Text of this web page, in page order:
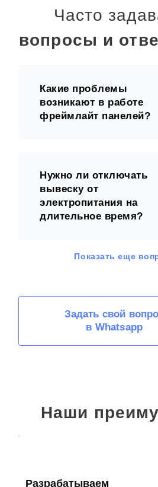
Часто
вопросы и
Какие проблемы
возникают в работе
фреймлайт панелей?
Нужно ли отключать
вывеску от
электропитания на
длительное время?
Показать еще
Задать свой
в Whatsapp
Наши
Разрабатываем